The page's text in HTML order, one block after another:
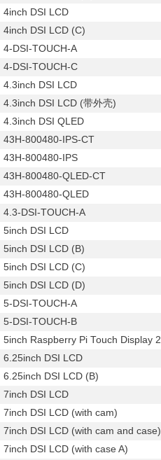
4inch DSI LCD
4inch DSI LCD (C)
4-DSI-TOUCH-A
4-DSI-TOUCH-C
4.3inch DSI LCD
4.3inch DSI LCD (带外壳)
4.3inch DSI QLED
43H-800480-IPS-CT
43H-800480-IPS
43H-800480-QLED-CT
43H-800480-QLED
4.3-DSI-TOUCH-A
5inch DSI LCD
5inch DSI LCD (B)
5inch DSI LCD (C)
5inch DSI LCD (D)
5-DSI-TOUCH-A
5-DSI-TOUCH-B
5inch Raspberry Pi Touch Display 2
6.25inch DSI LCD
6.25inch DSI LCD (B)
7inch DSI LCD
7inch DSI LCD (with cam)
7inch DSI LCD (with cam and case)
7inch DSI LCD (with case A)